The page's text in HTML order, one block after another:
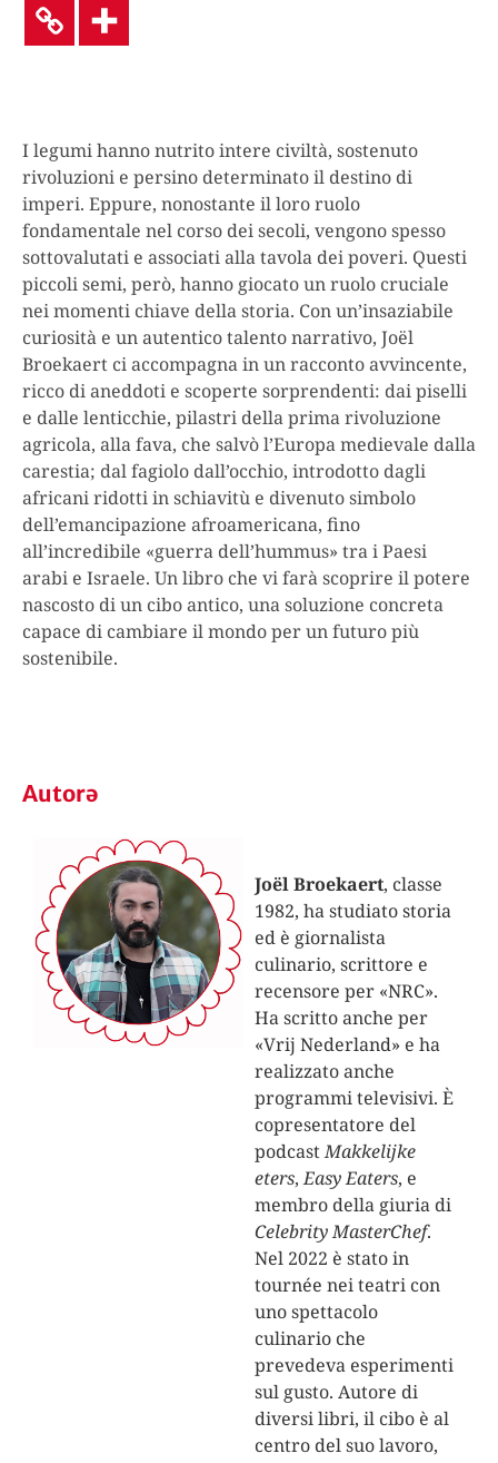
I legumi hanno nutrito intere civiltà, sostenuto
rivoluzioni e persino determinato il destino di
imperi. Eppure, nonostante il loro ruolo
fondamentale nel corso dei secoli, vengono spesso
sottovalutati e associati alla tavola dei poveri. Questi
piccoli semi, però, hanno giocato un ruolo cruciale
nei momenti chiave della storia. Con un’insaziabile
curiosità e un autentico talento narrativo, Joël
Broekaert ci accompagna in un racconto avvincente,
ricco di aneddoti e scoperte sorprendenti: dai piselli
e dalle lenticchie, pilastri della prima rivoluzione
agricola, alla fava, che salvò l’Europa medievale dalla
carestia; dal fagiolo dall’occhio, introdotto dagli
africani ridotti in schiavitù e divenuto simbolo
dell’emancipazione afroamericana, fino
all’incredibile «guerra dell’hummus» tra i Paesi
arabi e Israele. Un libro che vi farà scoprire il potere
nascosto di un cibo antico, una soluzione concreta
capace di cambiare il mondo per un futuro più
sostenibile.
Autorə
Joël Broekaert, classe
1982, ha studiato storia
ed è giornalista
culinario, scrittore e
recensore per «NRC».
Ha scritto anche per
«Vrij Nederland» e ha
realizzato anche
programmi televisivi. È
copresentatore del
podcastMakkelijke
eters,Easy Eaters, e
membro della giuria di
Celebrity MasterChef.
Nel 2022 è stato in
tournée nei teatri con
uno spettacolo
culinario che
prevedeva esperimenti
sul gusto. Autore di
diversi libri, il cibo è al
centro del suo lavoro,